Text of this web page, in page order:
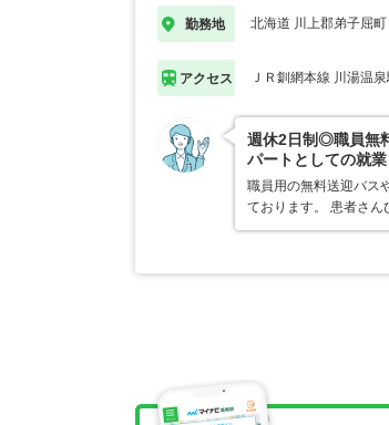
勤務地 北海道 川上郡弟子屈町
アクセス ＪＲ釧網本線 川湯温泉
週休2日制◎職員無
パートとしての就業
職員用の無料送迎バス
ております。 患者さ